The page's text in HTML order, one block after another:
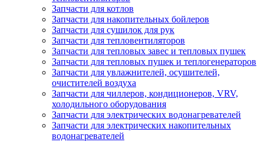
Запчасти для котлов
Запчасти для накопительных бойлеров
Запчасти для сушилок для рук
Запчасти для тепловентиляторов
Запчасти для тепловых завес и тепловых пушек
Запчасти для тепловых пушек и теплогенераторов
Запчасти для увлажнителей, осушителей,
очистителей воздуха
Запчасти для чиллеров, кондиционеров, VRV,
холодильного оборудования
Запчасти для электрических водонагревателей
Запчасти для электрических накопительных
водонагревателей